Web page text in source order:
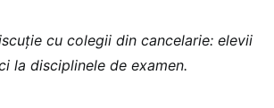
cu colegii din cancelarie: elevii
la disciplinele de examen.